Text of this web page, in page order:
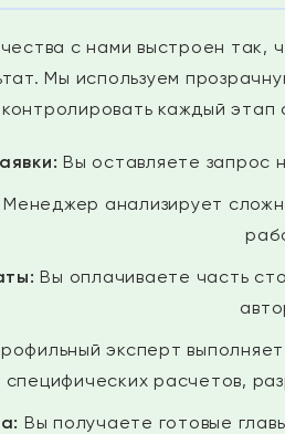
с нами выстроен так,
Мы используем
контролировать каждый этап
Вы оставляете запрос
Менеджер анализирует
Вы оплачиваете часть
эксперт выполняет
специфических расчетов,
Вы получаете готовые